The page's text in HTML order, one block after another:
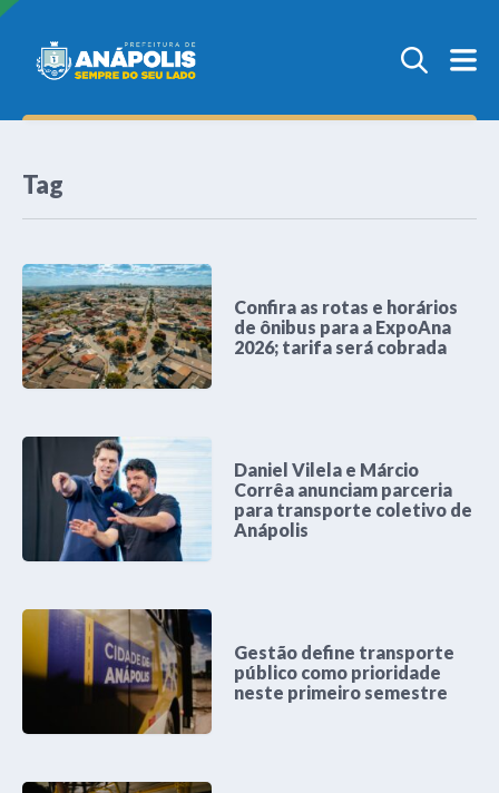
Tag
Confira as rotas e horários
de ônibus para a ExpoAna
2026; tarifa será cobrada
Daniel Vilela e Márcio
Corrêa anunciam parceria
para transporte coletivo de
Anápolis
Gestão define transporte
público como prioridade
neste primeiro semestre